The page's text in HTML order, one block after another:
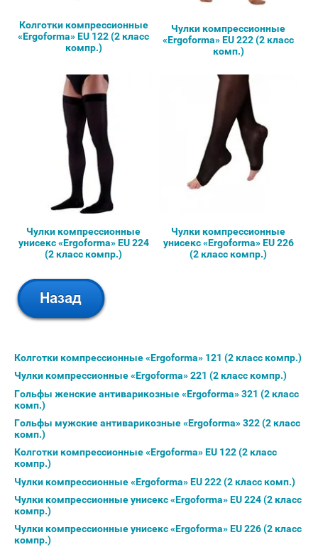
Колготки компрессионные
«Ergoforma» EU 122 (2 класс
компр.)
Чулки компрессионные
«Ergoforma» EU 222 (2 класс
комп.)
Чулки компрессионные
унисекс «Ergoforma» EU 224
(2 класс компр.)
Чулки компрессионные
унисекс «Ergoforma» EU 226
(2 класс компр.)
Колготки компрессионные «Ergoforma» 121 (2 класс компр.)
Чулки компрессионные «Ergoforma» 221 (2 класс компр.)
Гольфы женские антиварикозные «Ergoforma» 321 (2 класс
комп.)
Гольфы мужские антиварикозные «Ergoforma» 322 (2 класс
комп.)
Колготки компрессионные «Ergoforma» EU 122 (2 класс
компр.)
Чулки компрессионные «Ergoforma» EU 222 (2 класс комп.)
Чулки компрессионные унисекс «Ergoforma» EU 224 (2 класс
компр.)
Чулки компрессионные унисекс «Ergoforma» EU 226 (2 класс
компр.)